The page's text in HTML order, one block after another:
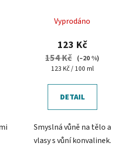
hodnocení
produktu
je
3,6
5
Vyprodáno
123 Kč
154 Kč (–20 %)
Měrná
123 Kč / 100 ml
DETAIL
Smyslná vůně na tělo a
vlasy s vůní konvalinek.